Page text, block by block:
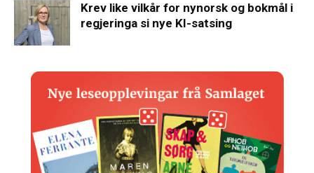
Krev like vilkår for nynorsk og bokmål i
regjeringa si nye KI-satsing